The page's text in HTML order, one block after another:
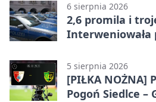
6 sierpnia 2026
2,6 promila i
Interweniowała
5 sierpnia 2026
[PIŁKA NOŻNA]
Pogoń Siedlce –